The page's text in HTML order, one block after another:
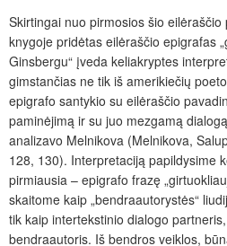
Skirtingai nuo pirmosios šio
knygoje pridėtas eilėraščio epigrafas
Ginsbergu“ įveda keliakryptes
gimstančias ne tik iš amerikiečių
epigrafo santykio su eilėraščio
paminėjimą ir su juo mezgamą
analizavo Melnikova (Melnikova,
128, 130). Interpretaciją papildysime
pirmiausia – epigrafo frazę
skaitome kaip „bendraautorystės“
tik kaip intertekstinio dialogo
bendraautoris. Iš bendros veiklos,